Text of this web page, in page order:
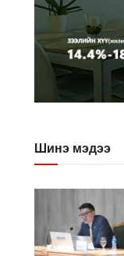
Шинэ мэдээ